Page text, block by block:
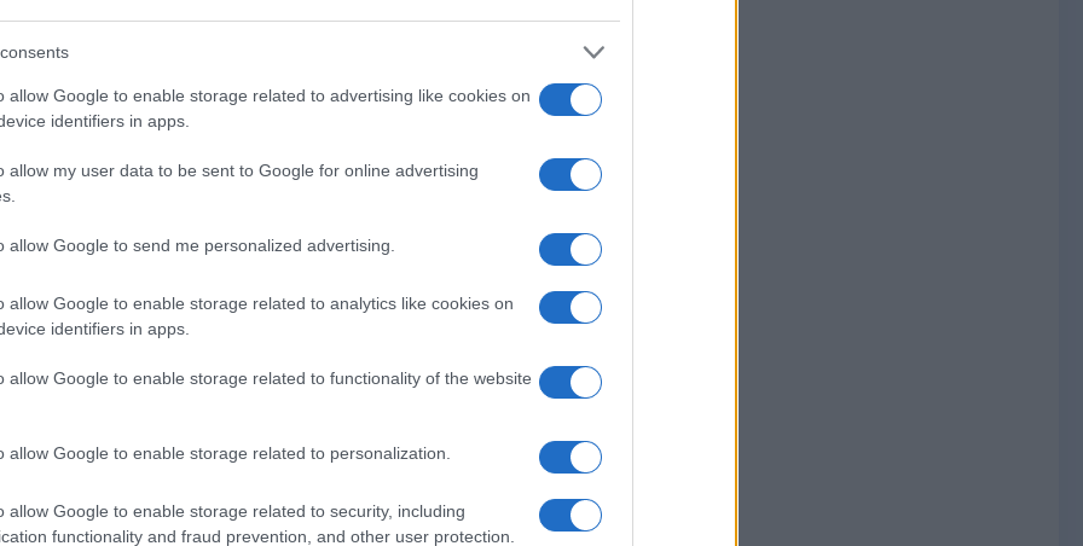
allow Google to enable storage related to advertising like cookies on
identifiers in apps.
allow my user data to be sent to Google for online advertising
allow Google to send me personalized advertising.
allow Google to enable storage related to analytics like cookies on
identifiers in apps.
allow Google to enable storage related to functionality of the website
allow Google to enable storage related to personalization.
allow Google to enable storage related to security, including
functionality and fraud prevention, and other user protection.
restadevota all’insegnamento
mafia culturale e mediatica che,
titolo, dunque merito, per infilarsi
occupare ogni spazio e far fuori
animalesco, o demoniaco, rivendicato
e
non vanno per il sottile, per loro una sana
l’opzione migliore, gli altri
punitive, le vocali invertiti, gli
come dico io, tu devi credere che non sei